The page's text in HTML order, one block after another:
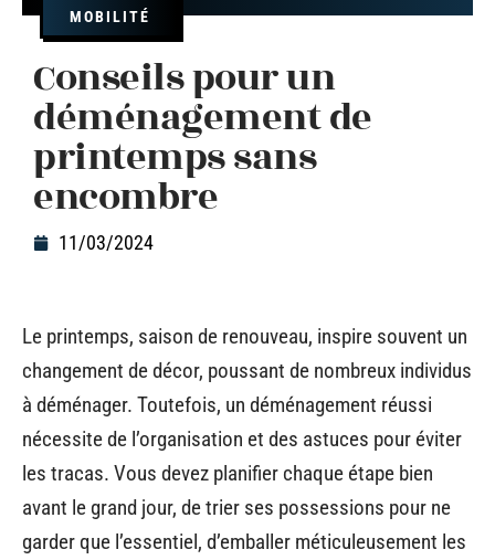
MOBILITÉ
Conseils pour un
déménagement de
printemps sans
encombre
11/03/2024
Le printemps, saison de renouveau, inspire souvent un
changement de décor, poussant de nombreux individus
à déménager. Toutefois, un déménagement réussi
nécessite de l’organisation et des astuces pour éviter
les tracas. Vous devez planifier chaque étape bien
avant le grand jour, de trier ses possessions pour ne
garder que l’essentiel, d’emballer méticuleusement les